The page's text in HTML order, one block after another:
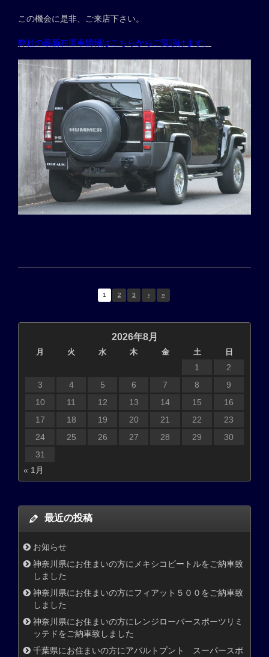
この機会に是非、ご来店下さい。
弊社の最新在庫車情報はこちらからご覧頂けます。
1 2 3 › »
2026年8月
月 火 水 木 金 土 日
1
2
3
4 5 6 7 8
9
10
11 12 13 14 15
16
17
18 19 20 21 22
23
24
25 26 27 28 29
30
31
« 1月
最近の投稿
お知らせ
神奈川県にお住まいの方にメキシコビートルをご納車致
しました
神奈川県にお住まいの方にフィアット５００をご納車致
しました
神奈川県にお住まいの方にレンジローバースポーツリミ
ッテドをご納車致しました
千葉県にお住まいの方にアバルトプント スーパースポ